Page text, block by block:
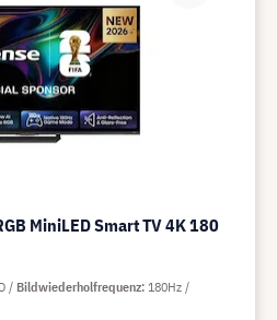
MiniLED Smart TV 4K 180
Bildwiederholfrequenz 180Hz